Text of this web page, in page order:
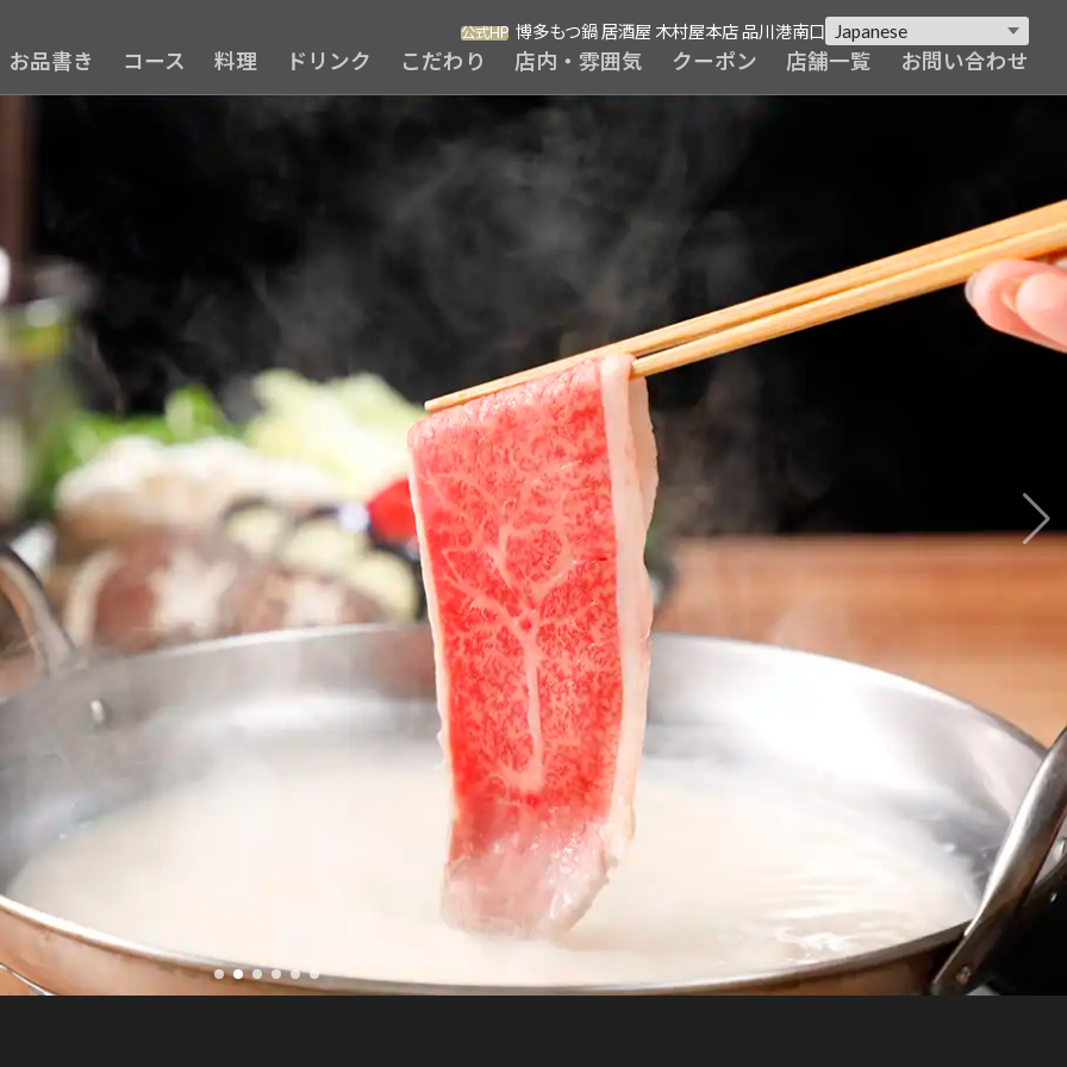
公式HP 博多もつ鍋 居酒屋 木村屋本店 品川港南口
お品書き コース 料理 ドリンク こだわり 店内・雰囲気 クーポン 店舗一覧 お問い合わせ